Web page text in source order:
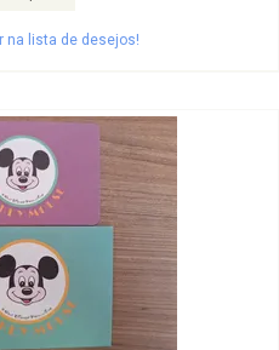
na lista de desejos!